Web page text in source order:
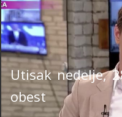
Utisak nedelje,
obest